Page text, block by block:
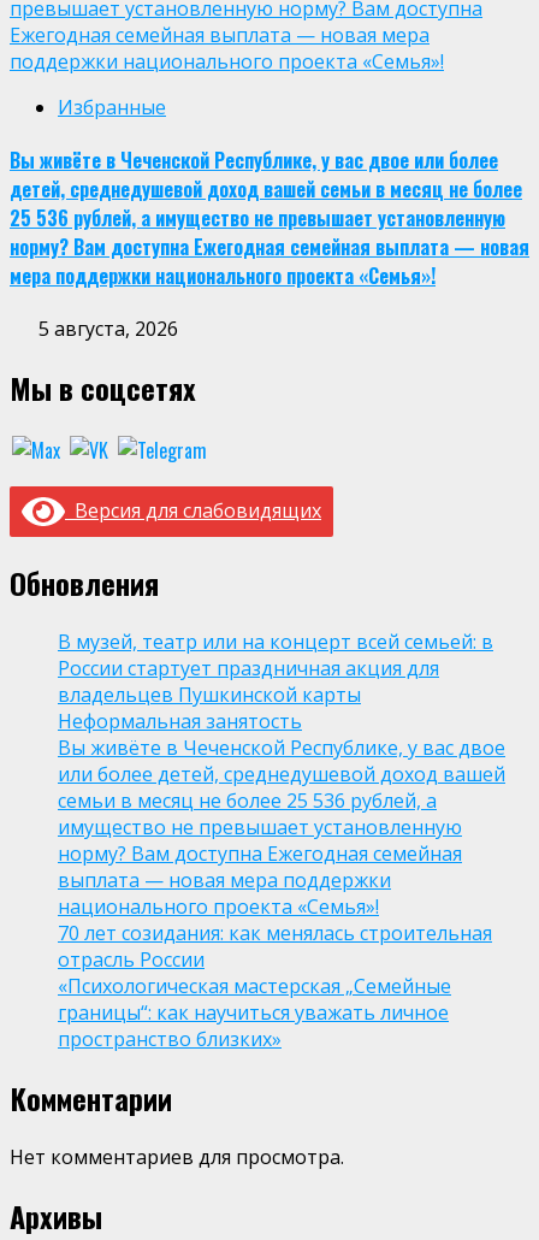
превышает установленную норму? Вам доступна
Ежегодная семейная выплата — новая мера
поддержки национального проекта «Семья»!
Избранные
Вы живёте в Чеченской Республике, у вас двое или более
детей, среднедушевой доход вашей семьи в месяц не более
25 536 рублей, а имущество не превышает установленную
норму? Вам доступна Ежегодная семейная выплата — новая
мера поддержки национального проекта «Семья»!
5 августа, 2026
Мы в соцсетях
Версия для слабовидящих
Обновления
В музей, театр или на концерт всей семьей: в
России стартует праздничная акция для
владельцев Пушкинской карты
Неформальная занятость
Вы живёте в Чеченской Республике, у вас двое
или более детей, среднедушевой доход вашей
семьи в месяц не более 25 536 рублей, а
имущество не превышает установленную
норму? Вам доступна Ежегодная семейная
выплата — новая мера поддержки
национального проекта «Семья»!
70 лет созидания: как менялась строительная
отрасль России
«Психологическая мастерская „Семейные
границы“: как научиться уважать личное
пространство близких»
Комментарии
Нет комментариев для просмотра.
Архивы